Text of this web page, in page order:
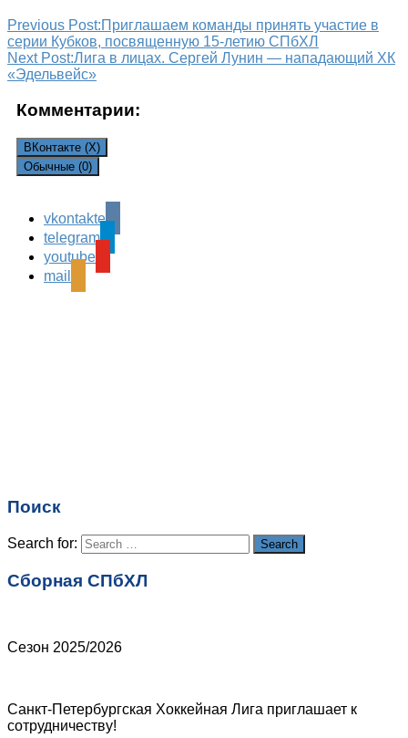
Previous Post:Приглашаем команды принять участие в
серии Кубков, посвященную 15-летию СПбХЛ
Next Post:Лига в лицах. Сергей Лунин — нападающий ХК
«Эдельвейс»
Комментарии:
ВКонтакте (X)
Обычные (0)
Leave a Reply
Ваш адрес email не будет опубликован.
поля помечены
vkontakte
telegram
youtube
mail
Поиск
Search for: Search
Сборная СПбХЛ
Сезон 2025/2026
Санкт-Петербургская Хоккейная Лига приглашает к
сотрудничеству!